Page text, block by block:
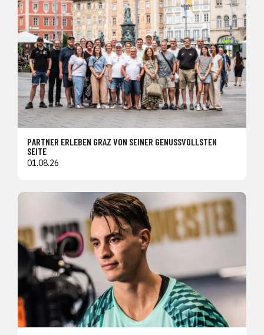
PARTNER ERLEBEN GRAZ VON SEINER GENUSSVOLLSTEN
SEITE
01.08.26